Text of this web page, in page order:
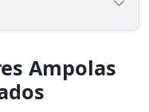
Ampolas